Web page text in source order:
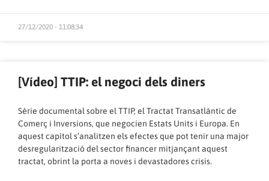
27/12/2020 - 11:08:34
[Vídeo] TTIP: el negoci dels diners
Sèrie documental sobre el TTIP, el Tractat Transatlàntic de
Comerç i Inversions, que negocien Estats Units i Europa. En
aquest capítol s’analitzen els efectes que pot tenir una major
desregularització del sector financer mitjançant aquest
tractat, obrint la porta a noves i devastadores crisis.